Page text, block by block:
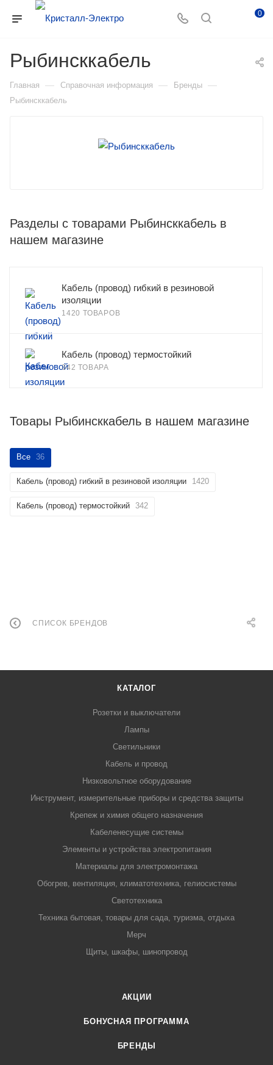
0
Рыбинсккабель
Главная — Справочная информация — Бренды —
Рыбинсккабель
Разделы с товарами Рыбинсккабель в
нашем магазине
Кабель (провод) гибкий в резиновой
изоляции
1420 ТОВАРОВ
Кабель (провод) термостойкий
342 ТОВАРА
Товары Рыбинсккабель в нашем магазине
Все 36
Кабель (провод) гибкий в резиновой изоляции 1420
Кабель (провод) термостойкий 342
СПИСОК БРЕНДОВ
КАТАЛОГ
Розетки и выключатели
Лампы
Светильники
Кабель и провод
Низковольтное оборудование
Инструмент, измерительные приборы и средства защиты
Крепеж и химия общего назначения
Кабеленесущие системы
Элементы и устройства электропитания
Материалы для электромонтажа
Обогрев, вентиляция, климатотехника, гелиосистемы
Светотехника
Техника бытовая, товары для сада, туризма, отдыха
Мерч
Щиты, шкафы, шинопровод
АКЦИИ
БОНУСНАЯ ПРОГРАММА
БРЕНДЫ